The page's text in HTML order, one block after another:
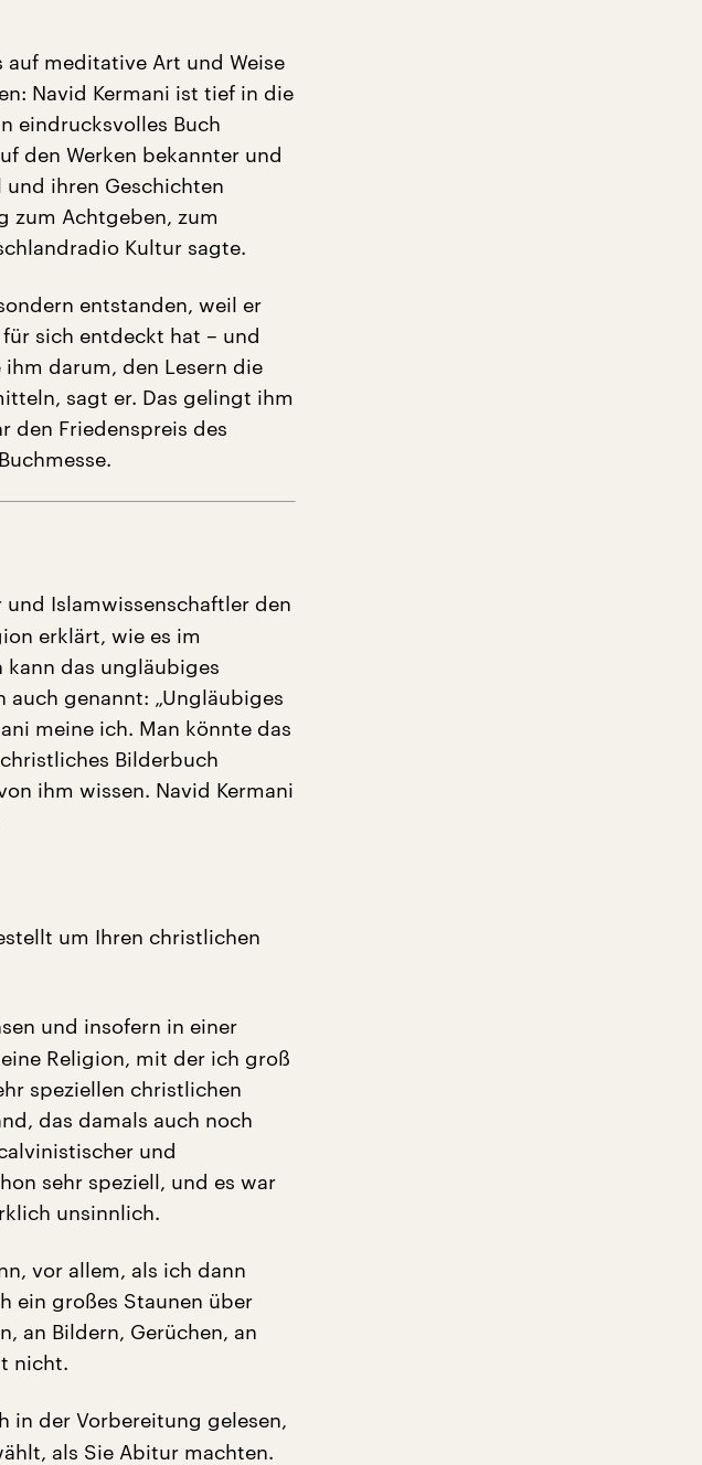
auf meditative Art und Weise
Navid Kermani ist tief in die
eindrucksvolles Buch
den Werken bekannter und
ihren Geschichten
zum Achtgeben, zum
Kultur sagte.
entstanden, weil er
sich entdeckt hat – und
darum, den Lesern die
sagt er. Das gelingt ihm
den Friedenspreis des
Islamwissenschaftler den
erklärt, wie es im
kann das ungläubiges
auch genannt: „Ungläubiges
meine ich. Man könnte das
Bilderbuch
ihm wissen. Navid Kermani
um Ihren christlichen
und insofern in einer
Religion, mit der ich groß
speziellen christlichen
das damals auch noch
und
sehr speziell, und es war
unsinnlich.
vor allem, als ich dann
ein großes Staunen über
an Bildern, Gerüchen, an
nicht.
in der Vorbereitung gelesen,
als Sie Abitur machten.